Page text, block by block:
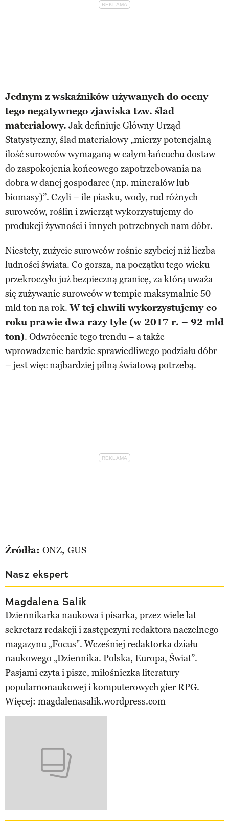
Jednym z wskaźników używanych do oceny
tego negatywnego zjawiska tzw. ślad
materiałowy. Jak definiuje Główny Urząd
Statystyczny, ślad materiałowy „mierzy potencjalną
ilość surowców wymaganą w całym łańcuchu dostaw
do zaspokojenia końcowego zapotrzebowania na
dobra w danej gospodarce (np. minerałów lub
biomasy)”. Czyli – ile piasku, wody, rud różnych
surowców, roślin i zwierząt wykorzystujemy do
produkcji żywności i innych potrzebnych nam dóbr.
Niestety, zużycie surowców rośnie szybciej niż liczba
ludności świata. Co gorsza, na początku tego wieku
przekroczyło już bezpieczną granicę, za którą uważa
się zużywanie surowców w tempie maksymalnie 50
mld ton na rok.W tej chwili wykorzystujemy co
roku prawie dwa razy tyle (w 2017 r. – 92 mld
ton). Odwrócenie tego trendu – a także
wprowadzenie bardzie sprawiedliwego podziału dóbr
– jest więc najbardziej pilną światową potrzebą.
Źródła: ONZ, GUS
Nasz ekspert
Magdalena Salik
Dziennikarka naukowa i pisarka, przez wiele lat
sekretarz redakcji i zastępczyni redaktora naczelnego
magazynu „Focus". Wcześniej redaktorka działu
naukowego „Dziennika. Polska, Europa, Świat”.
Pasjami czyta i pisze, miłośniczka literatury
popularnonaukowej i komputerowych gier RPG.
Więcej: magdalenasalik.wordpress.com